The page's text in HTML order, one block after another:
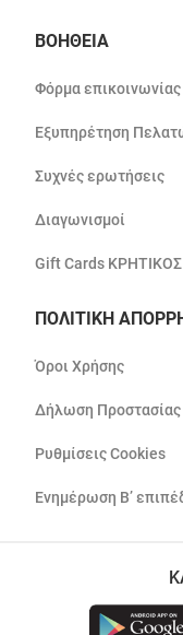
ΒΟΗΘΕΙΑ
Φόρμα επικοινωνίας
Εξυπηρέτηση
Συχνές ερωτήσεις
Διαγωνισμοί
Gift Cards ΚΡΗΤΙΚΟΣ
ΠΟΛΙΤΙΚΗ
Όροι Χρήσης
Δήλωση
Ρυθμίσεις Cookies
Ενημέρωση Β’